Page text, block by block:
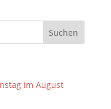
im August